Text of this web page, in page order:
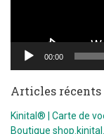
00:00
Articles récents
Kinital® | Carte de
Boutique